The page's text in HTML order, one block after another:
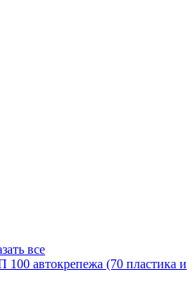
все
автокрепежа (70 пластика и